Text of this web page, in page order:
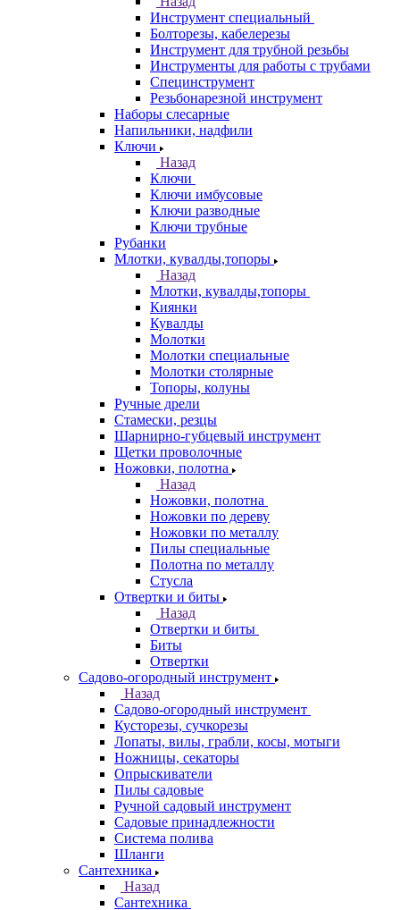
Инструмент специальный
Болторезы, кабелерезы
Инструмент для трубной резьбы
Инструменты для работы с трубами
Специнструмент
Резьбонарезной инструмент
Наборы слесарные
Напильники, надфили
Ключи
Назад
Ключи
Ключи имбусовые
Ключи разводные
Ключи трубные
Рубанки
Млотки, кувалды,топоры
Назад
Млотки, кувалды,топоры
Киянки
Кувалды
Молотки
Молотки специальные
Молотки столярные
Топоры, колуны
Ручные дрели
Стамески, резцы
Шарнирно-губцевый инструмент
Щетки проволочные
Ножовки, полотна
Назад
Ножовки, полотна
Ножовки по дереву
Ножовки по металлу
Пилы специальные
Полотна по металлу
Стусла
Отвертки и биты
Назад
Отвертки и биты
Биты
Отвертки
Садово-огородный инструмент
Назад
Садово-огородный инструмент
Кусторезы, сучкорезы
Лопаты, вилы, грабли, косы, мотыги
Ножницы, секаторы
Опрыскиватели
Пилы садовые
Ручной садовый инструмент
Садовые принадлежности
Система полива
Шланги
Сантехника
Назад
Сантехника